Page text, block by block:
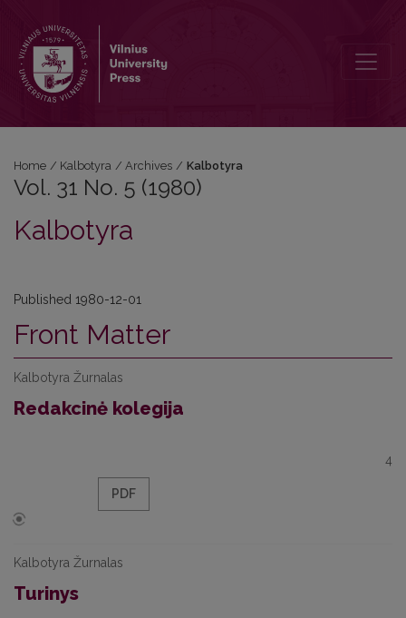
Home / Kalbotyra / Archives / Kalbotyra
Vol. 31 No. 5 (1980)
Kalbotyra
Published 1980-12-01
Front Matter
Kalbotyra Žurnalas
Redakcinė kolegija
4
PDF
Kalbotyra Žurnalas
Turinys